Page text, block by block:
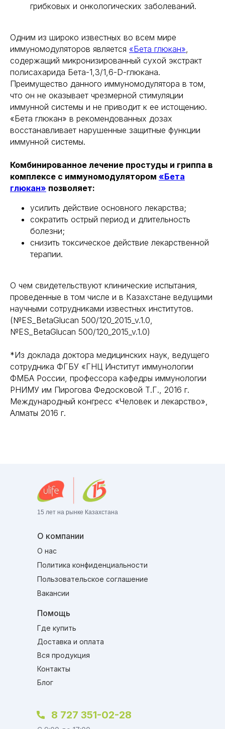
грибковых и онкологических заболеваний.
Одним из широко известных во всем мире
иммуномодуляторов является «Бета глюкан»,
содержащий микронизированный сухой экстракт
полисахарида Бета-1,3/1,6-D-глюкана.
Преимущество данного иммуномодулятора в том,
что он не оказывает чрезмерной стимуляции
иммунной системы и не приводит к ее истощению.
«Бета глюкан» в рекомендованных дозах
восстанавливает нарушенные защитные функции
иммунной системы.
Комбинированное лечение простуды и гриппа в
комплексе с иммуномодулятором «Бета
глюкан» позволяет:
усилить действие основного лекарства;
сократить острый период и длительность
болезни;
снизить токсическое действие лекарственной
терапии.
О чем свидетельствуют клинические испытания,
проведенные в том числе и в Казахстане ведущими
научными сотрудниками известных институтов.
(№ES_BetaGlucan 500/120_2015_v.1.0,
№ES_BetaGlucan 500/120_2015_v.1.0)
*Из доклада доктора медицинских наук, ведущего
сотрудника ФГБУ «ГНЦ Институт иммунологии
ФМБА России, профессора кафедры иммунологии
РНИМУ им Пирогова Федосковой Т.Г., 2016 г.
Международный конгресс «Человек и лекарство»,
Алматы 2016 г.
15 лет на рынке Казахстана
О компании
Помощь
О нас
Политика конфиденциальности
Пользовательское соглашение
Вакансии
Где купить
Доставка и оплата
Вся продукция
Контакты
Блог
8 727 351-02-28